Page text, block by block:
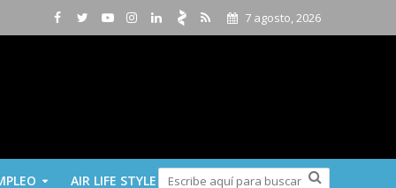
7 agosto, 2026
AIR LIFE STYLE